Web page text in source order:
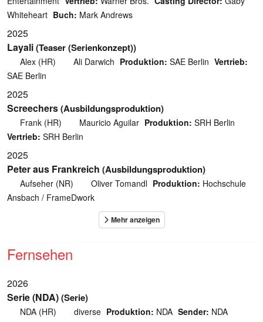
Whiteheart Buch: Mark Andrews
2025
Layali(Teaser (Serienkonzept))
Alex (HR) Ali Darwich Produktion: SAE Berlin Vertrieb:
SAE Berlin
2025
Screechers(Ausbildungsproduktion)
Frank (HR) Mauricio Aguilar Produktion: SRH Berlin
Vertrieb: SRH Berlin
2025
Peter aus Frankreich (Ausbildungsproduktion)
Aufseher (NR) Oliver Tomandl Produktion: Hochschule
Ansbach / FrameDwork
Fernsehen
2026
Serie (NDA)(Serie)
NDA (HR) diverse Produktion: NDA Sender: NDA